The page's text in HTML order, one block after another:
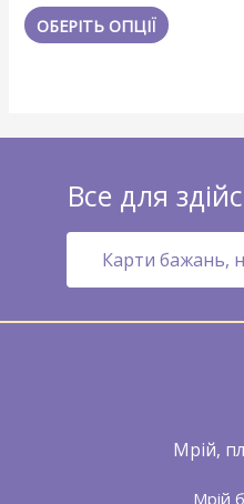
з
5
ОБЕРІТЬ ОПЦІЇ
Все для
Карти бажань,
Мрій,
Мрій